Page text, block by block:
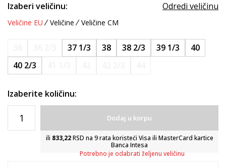
Izaberi veličinu: Odredi veličinu
Veličine EU Veličine Veličine CM
37 1/3 38 38 2/3 39 1/3
40
40 2/3
Izaberite količinu:
Dodaj u korpu
ili 833,22RSD na 9 rata koristeći Visa ili MasterCard kartice
Banca Intesa
Potrebno je odabrati željenu veličinu